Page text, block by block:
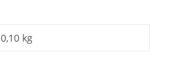
0,10 kg